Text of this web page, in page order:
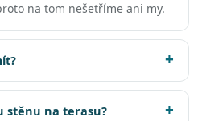
na tom nešetříme ani my.
stěnu na terasu?